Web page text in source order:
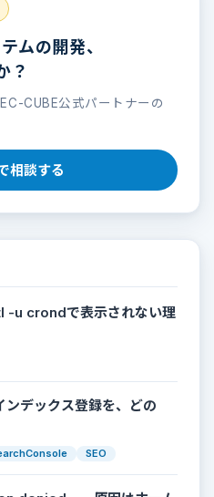
ムの開発、
？
CUBE公式パートナーの
相談する
u crondで表示されない理
デックス登録を、どの
SEO